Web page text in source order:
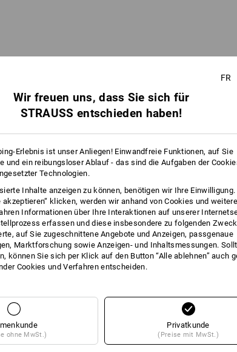
FR
Wir freuen uns, dass Sie sich für
STRAUSS entschieden haben!
Erlebnis ist unser Anliegen! Einwandfreie Funktionen, auf Sie
und ein reibungsloser Ablauf - das sind die Aufgaben der
Technologien.
Inhalte anzeigen zu können, benötigen wir Ihre Einwilligung.
akzeptieren“ klicken, werden wir anhand von Cookies und
Informationen über Ihre Interaktionen auf unserer
erfassen und diese insbesondere zu folgenden
auf Sie zugeschnittene Angebote und Anzeigen, passgenaue
Marktforschung sowie Anzeigen- und Inhaltsmessungen.
können Sie sich per Klick auf den Button “Alle ablehnen” auch
Cookies und Verfahren entscheiden.
ohne MwSt.)
Privatkunde
(Preise mit MwSt.)